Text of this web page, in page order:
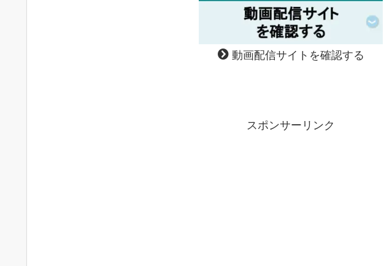
動画配信サイトを確認する
スポンサーリンク